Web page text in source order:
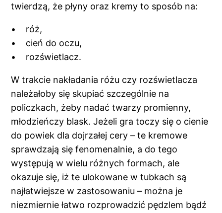
twierdzą, że płyny oraz kremy to sposób na:
• róż,
• cień do oczu,
• rozświetlacz.
W trakcie nakładania różu czy rozświetlacza
należałoby się skupiać szczególnie na
policzkach, żeby nadać twarzy promienny,
młodzieńczy blask. Jeżeli gra toczy się o cienie
do powiek dla dojrzałej cery – te kremowe
sprawdzają się fenomenalnie, a do tego
występują w wielu różnych formach, ale
okazuje się, iż te ulokowane w tubkach są
najłatwiejsze w zastosowaniu – można je
niezmiernie łatwo rozprowadzić pędzlem bądź